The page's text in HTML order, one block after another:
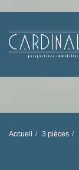
Accueil 3 pièces